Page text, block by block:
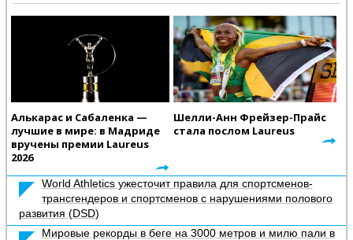
Алькарас и Сабаленка —
лучшие в мире: в Мадриде
вручены премии Laureus
2026
Шелли-Анн Фрейзер-Прайс
стала послом Laureus
World Athletics ужесточит правила для спортсменов-
трансгендеров и спортсменов с нарушениями полового
развития (DSD)
Мировые рекорды в беге на 3000 метров и милю пали в